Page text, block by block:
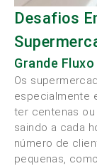
Desafios
Grande
Os
especialmente
ter centenas
saindo a cada
número de
pequenas,